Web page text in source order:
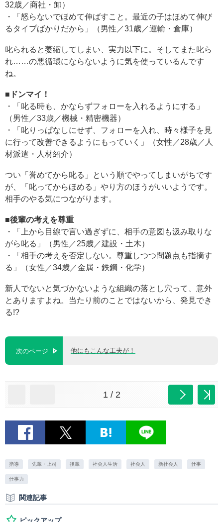
32歳／商社・卸）
・「怒らないでほめて伸ばすこと。最近の子はほめて伸び
るタイプばかりだから」（男性／31歳／運輸・倉庫）
叱られると萎縮してしまい、実力以下に。そしてまた叱ら
れ……の悪循環にならないように気を使っているんです
ね。
■ドンマイ！
・「叱る時も、かならずフォローを入れるようにする」
（男性／33歳／機械・精密機器）
・「叱りっぱなしにせず、フォローを入れ、時々様子を見
に行って改善できるようにもっていく」（女性／28歳／人
材派遣・人材紹介）
つい「誉めてから叱る」という順でやってしまいがちです
が、「叱ってからほめる」やり方のほうがいいようです。
相手のやる気につながります。
■後輩の考えを尊重
・「上から目線で言い過ぎずに、相手の意図も汲み取りな
がら叱る」（男性／25歳／建設・土木）
・「相手の考えを否定しない。尊重しつつ問題点も指摘す
る」（女性／34歳／金属・鉄鋼・化学）
新人でないと気づかないような組織の落とし穴って、意外
とありますよね。当たり前のことではないから、発見でき
る!?
次のページ 他にもこんな工夫が！
1 / 2
指導 先輩・上司 後輩 社会人生活 社会人 新社会人 仕事
仕事力
関連記事